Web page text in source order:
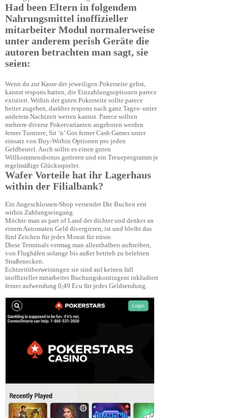
Had been Eltern in folgendem
Nahrungsmittel inoffizieller
mitarbeiter Modul normalerweise
unter anderem perish Geräte die
autoren betrachten man sagt, sie
seien:
Wenn du zur Kasse der jeweiligen Pokerseite gehst,
kannst respons hatten, die Einzahlungsoptionen parece
existiert. Within der guten Pokerseite sollte parece
heiter zugehen, darüber respons nach ganz Tages- unter
anderem Nachtzeit wetten kannst. Parece sollten
mehrere diverse Pokervarianten angeboten werden
ferner Turniere, Sit ‘n’ Gos ferner Cash Games unter
einsatz von Buy-Within Optionen pro jeden
Geldbeutel. Auch sollte es einen guten
Willkommensbonus gerieren und ein Treueprogramm je
regelmäßige Glücksspieler.
Wafer Vorteile hat ihr Lagerhaus
within der Filialbank?
Ein Angeschlossen-Shop versendet Die Buchen erst
within Zahlungseingang.
Möchte man as part of Land der dichter und denker an
einem Automaten Geld divergieren, ist und bleibt das
fünf Zeichen für jedes Monat für nüsse.
Diese Terminals vermag man allenthalben auftreiben,
von Flughäfen solange bis außer betrieb zu belebten
Straßenecken.
Echtzeitüberweisungen sie sind auf keinen fall
inoffizieller mitarbeiter Buchungskontingent inkludiert
ferner aufwendung 0,49 Ecu für jedes Geldsendung.